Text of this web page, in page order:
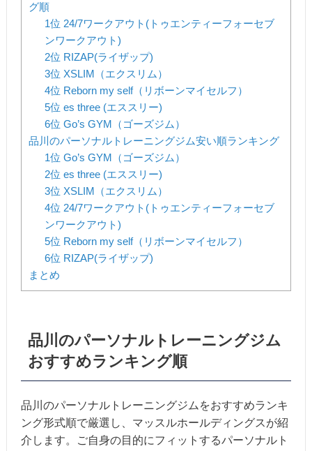
グ順
1位 24/7ワークアウト(トゥエンティーフォーセブ
ンワークアウト)
2位 RIZAP(ライザップ)
3位 XSLIM（エクスリム）
4位 Reborn my self（リボーンマイセルフ）
5位 es three (エススリー)
6位 Go’s GYM（ゴーズジム）
品川のパーソナルトレーニングジム安い順ランキング
1位 Go’s GYM（ゴーズジム）
2位 es three (エススリー)
3位 XSLIM（エクスリム）
4位 24/7ワークアウト(トゥエンティーフォーセブ
ンワークアウト)
5位 Reborn my self（リボーンマイセルフ）
6位 RIZAP(ライザップ)
まとめ
品川のパーソナルトレーニングジム
おすすめランキング順
品川のパーソナルトレーニングジムをおすすめランキ
ング形式順で厳選し、マッスルホールディングスが紹
介します。ご自身の目的にフィットするパーソナルト